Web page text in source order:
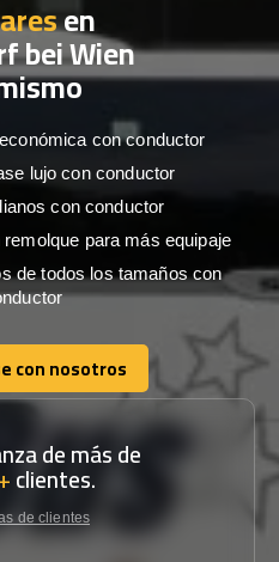
en
bei Wien
con conductor
lujo con conductor
con conductor
para más equipaje
de todos los tamaños con
con nosotros
con nosotros
de más de
clientes.
de clientes